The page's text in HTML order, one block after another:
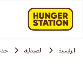
الرئيسية الصيدلية